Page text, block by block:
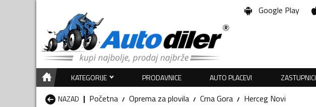
Google Play
KATEGORIJE PRODAVNICE AUTO PLACEVI ZASTUPNICI
NAZAD
Početna Oprema za plovila Crna Gora Herceg Novi